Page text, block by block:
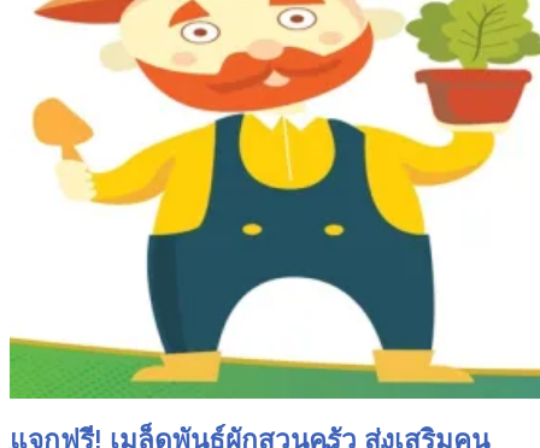
แจกฟรี! เมล็ดพันธุ์ผักสวนครัว ส่งเสริมคน